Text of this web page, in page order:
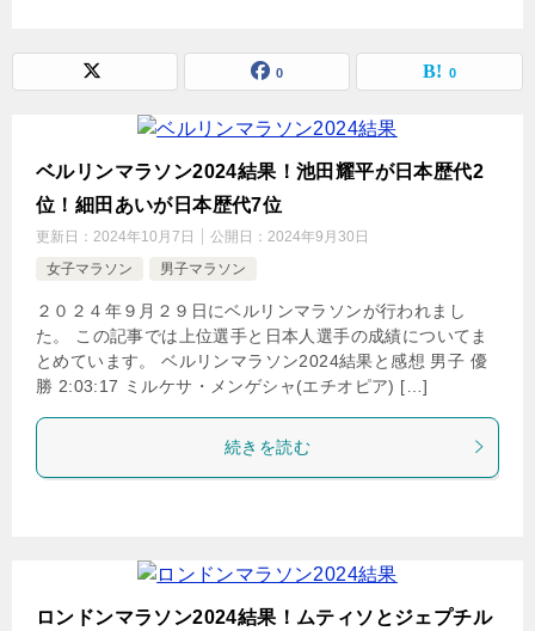
0 0
ベルリンマラソン2024結果！池田耀平が日本歴代2
位！細田あいが日本歴代7位
更新日： 2024年10月7日 公開日： 2024年9月30日
女子マラソン
男子マラソン
２０２４年９月２９日にベルリンマラソンが行われまし
た。 この記事では上位選手と日本人選手の成績についてま
とめています。 ベルリンマラソン2024結果と感想 男子 優
勝 2:03:17 ミルケサ・メンゲシャ(エチオピア) […]
続きを読む
ロンドンマラソン2024結果！ムティソとジェプチル